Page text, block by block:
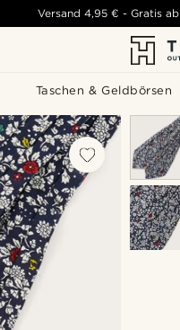
Taschen & Geldbörsen
Versand 4,95 € -Gratis ab